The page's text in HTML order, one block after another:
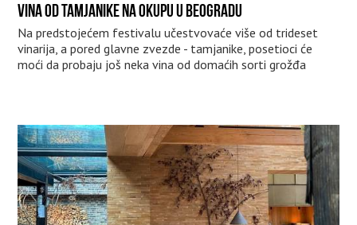
VINA OD TAMJANIKE NA OKUPU U BEOGRADU
Na predstojećem festivalu učestvovaće više od trideset
vinarija, a pored glavne zvezde - tamjanike, posetioci će
moći da probaju još neka vina od domaćih sorti grožđa